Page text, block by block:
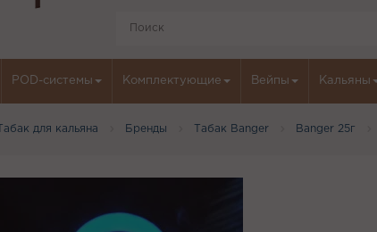
POD-системы Комплектующие Вейпы Кальяны
Табак для кальяна Бренды Табак Banger Banger 25г